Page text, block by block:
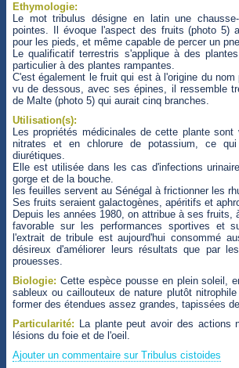
Ethymologie:
Le mot tribulus désigne en latin une
pointes. Il évoque l'aspect des fruits (photo 5)
pour les pieds, et même capable de percer un
Le qualificatif terrestris s'applique à des
particulier à des plantes rampantes.
C'est également le fruit qui est à l'origine du nom
vu de dessous, avec ses épines, il ressemble
de Malte (photo 5) qui aurait cinq branches.
Utilisation(s):
Les propriétés médicinales de cette plante
nitrates et en chlorure de potassium, ce
diurétiques.
Elle est utilisée dans les cas d'infections
gorge et de la bouche.
les feuilles servent au Sénégal à frictionner les
Ses fruits seraient galactogènes, apéritifs et
Depuis les années 1980, on attribue à ses fruits,
favorable sur les performances sportives et
l'extrait de tribule est aujourd'hui consommé
désireux d'améliorer leurs résultats que par
prouesses.
Biologie: Cette espèce pousse en plein soleil,
sableux ou caillouteux de nature plutôt
former des étendues assez grandes, tapissées
Particularité: La plante peut avoir des actions
lésions du foie et de l'oeil.
Ajouter un commentaire sur Tribulus cistoides